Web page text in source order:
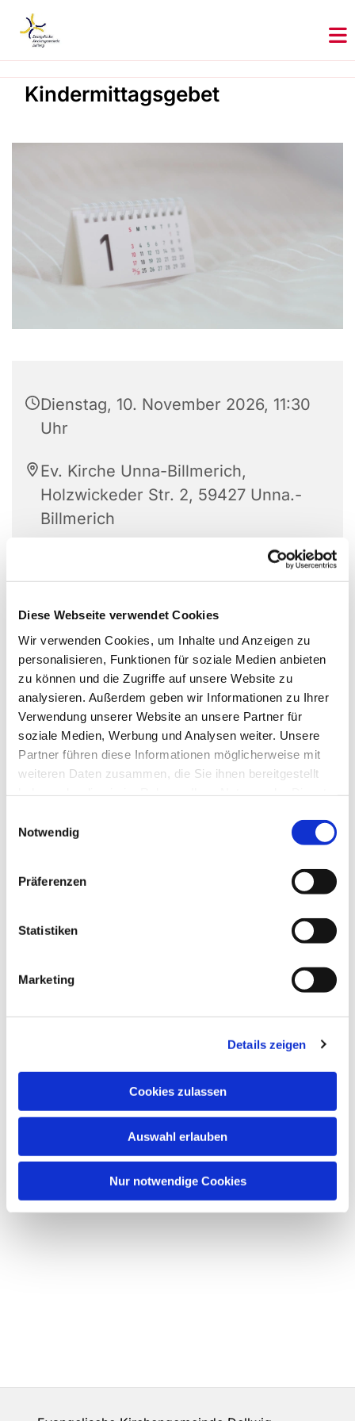
Diese Webseite verwendet Cookies
Wir verwenden Cookies, um Inhalte und Anzeigen zu
personalisieren, Funktionen für soziale Medien anbieten
zu können und die Zugriffe auf unsere Website zu
analysieren. Außerdem geben wir Informationen zu Ihrer
Verwendung unserer Website an unsere Partner für
soziale Medien, Werbung und Analysen weiter. Unsere
Partner führen diese Informationen möglicherweise mit
weiteren Daten zusammen, die Sie ihnen bereitgestellt
Notwendig
Präferenzen
Statistiken
Marketing
Details zeigen
Cookies zulassen
Auswahl erlauben
Nur notwendige Cookies
Kindermittagsgebet
Dienstag, 10. November 2026, 11:30
Uhr
Ev. Kirche Unna-Billmerich,
Holzwickeder Str. 2, 59427 Unna.-
Billmerich